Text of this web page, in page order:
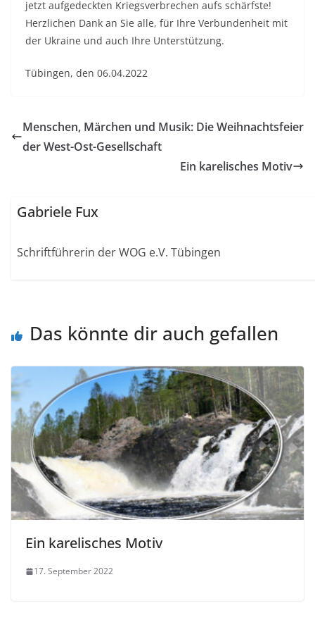
jetzt aufgedeckten Kriegsverbrechen aufs schärfste!
Herzlichen Dank an Sie alle, für Ihre Verbundenheit mit
der Ukraine und auch Ihre Unterstützung.
Tübingen, den 06.04.2022
Menschen, Märchen und Musik: Die Weihnachtsfeier
der West-Ost-Gesellschaft
Ein karelisches Motiv
Gabriele Fux
Schriftführerin der WOG e.V. Tübingen
Das könnte dir auch gefallen
Ein karelisches Motiv
17. September 2022